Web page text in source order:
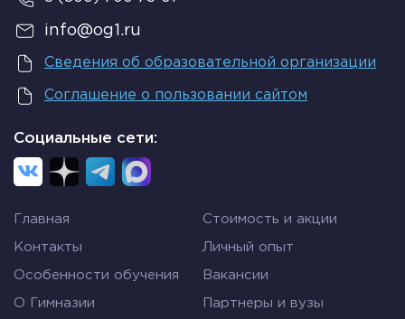
info@og1.ru
Сведения об образовательной организации
Соглашение о пользовании сайтом
Социальные сети:
Главная Стоимость и акции
Контакты Личный опыт
Особенности обучения Вакансии
О Гимназии Партнеры и вузы